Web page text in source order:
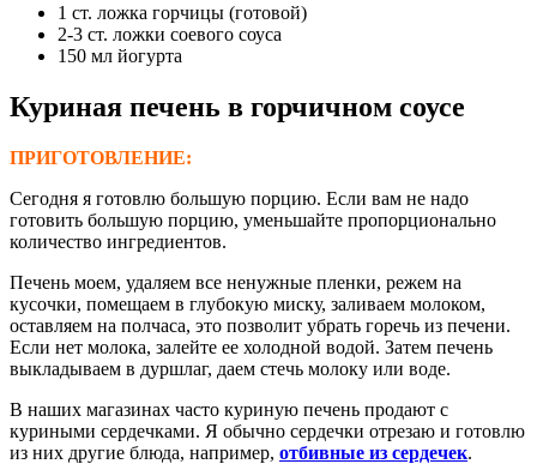
1 ст. ложка горчицы (готовой)
2-3 ст. ложки соевого соуса
150 мл йогурта
Куриная печень в горчичном соусе
ПРИГОТОВЛЕНИЕ:
Сегодня я готовлю большую порцию. Если вам не надо
готовить большую порцию, уменьшайте пропорционально
количество ингредиентов.
Печень моем, удаляем все ненужные пленки, режем на
кусочки, помещаем в глубокую миску, заливаем молоком,
оставляем на полчаса, это позволит убрать горечь из печени.
Если нет молока, залейте ее холодной водой. Затем печень
выкладываем в дуршлаг, даем стечь молоку или воде.
В наших магазинах часто куриную печень продают с
куриными сердечками. Я обычно сердечки отрезаю и готовлю
из них другие блюда, например, отбивные из сердечек.